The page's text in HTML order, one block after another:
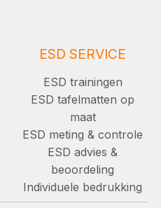
ESD SERVICE
ESD trainingen
ESD tafelmatten op
maat
ESD meting & controle
ESD advies &
beoordeling
Individuele bedrukking